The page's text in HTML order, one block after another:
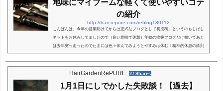
地味にマイブームな軽くて使いやすいコテ
の紹介
http://hair-repure.com/reblog180112
こんばんは。今年の営業明けてからは正式なブログとして初投稿。というのもしばし
ネットをお休みしてましたので（良い意味で休憩）年始の挨拶ブログだけ書いてあと
は去年突っ走ったのでたまには色々休んでみようとやすみは休む！精神的休息の鉄則
ですね♪さて年始は色々ありすぎて書きたい事も多々あるのですが福袋関連に入ってた
ので人気があったコテの事でも書こうかと。地味に実は読んでます！って方のために
今年も頑張って行こうと思います。ではスタート。38mmの毛先ニュアンス最後のフィ
HairGardenRePURE 27 Shares
1月1日にしでかした失敗談！【過去】